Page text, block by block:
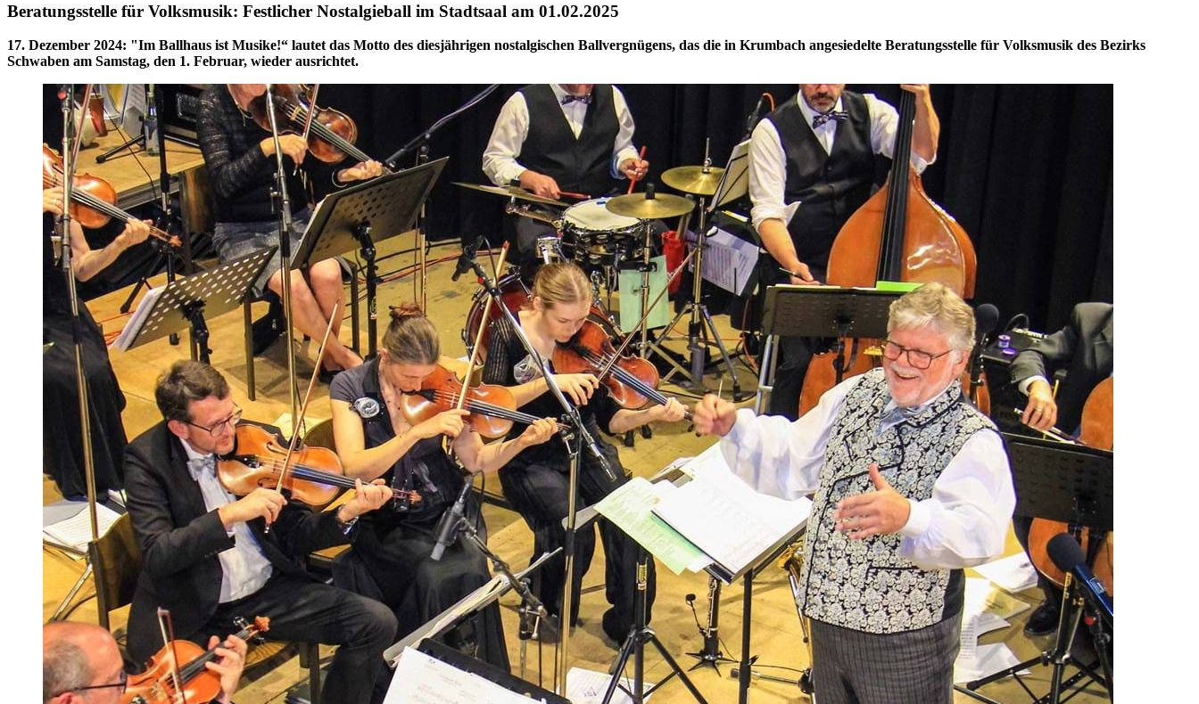
Beratungsstelle für Volksmusik: Festlicher Nostalgieball im Stadtsaal am 01.02.2025
17. Dezember 2024: "Im Ballhaus ist Musike!“ lautet das Motto des diesjährigen nostalgischen Ballvergnügens, das die in Krumbach angesiedelte Beratungsstelle für Volksmusik des Bezirks
Schwaben am Samstag, den 1. Februar, wieder ausrichtet.